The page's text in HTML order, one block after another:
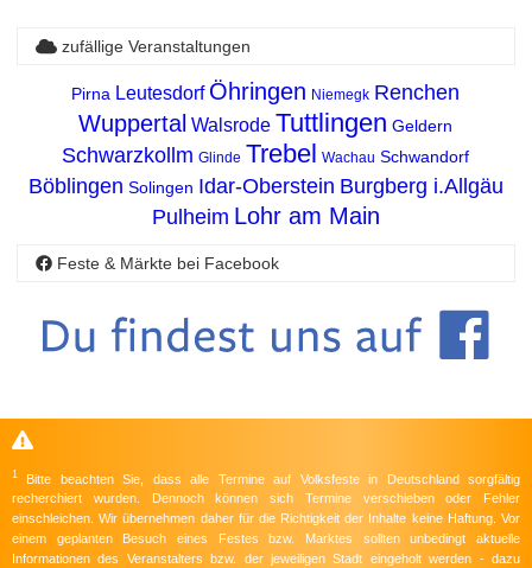
zufällige Veranstaltungen
Pirna Leutesdorf Öhringen Niemegk Renchen
Wuppertal Walsrode Tuttlingen Geldern
Schwarzkollm Glinde Trebel Wachau Schwandorf
Böblingen Solingen Idar-Oberstein Burgberg i.Allgäu
Pulheim Lohr am Main
Feste & Märkte bei Facebook
1
Bitte beachten Sie, dass alle Termine auf Volksfeste in Deutschland sorgfältig
recherchiert wurden. Dennoch können sich Termine verschieben oder Fehler
einschleichen. Wir übernehmen daher für die Richtigkeit der Inhalte keine Haftung. Vor
einem geplanten Besuch eines Festes bzw. Marktes sollten unbedingt aktuelle
Informationen des Veranstalters bzw. der jeweiligen Stadt eingeholt werden - dazu